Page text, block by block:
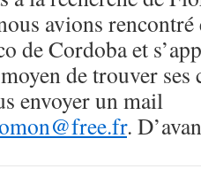
avions
de Cordoba et
de trouver ses
envoyer un mail
.